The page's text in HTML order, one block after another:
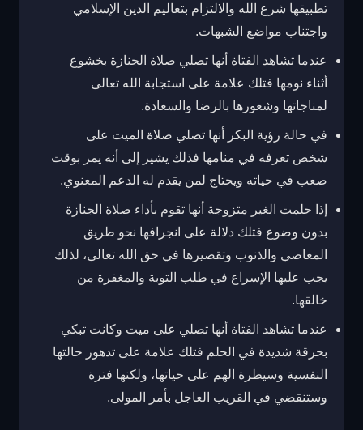
تطبيقها شرع الله والالتزام بتعاليم الدين الإسلامي
واجتناب مواضع الشبهات.
عندما تشاهد الفتاة أنها تصلي صلاة الجنازة بخشوع
أثناء نومها فتلك علامة على استجابة الله تعالى
لمناجاتها وشعورها بالرضا والسعادة.
في حالة رؤية البكر أنها تصلي صلاة الميت على
شخص تعرفه في منامها فذلك يشير إلى أنه يمر بوقت
صعب في حياته ويحتاج لمن يقدم له الدعم المعنوي.
إذا حلمت الغير متزوجة أنها تقوم بأداء صلاة الجنازة
بدون وضوع فتلك دلالة على انجرافها نحو طريق
المعاصي والذنوب وتقصيرها في حق الله تعالى، لذلك
يجب عليها الإسراع في طلب التوبة والمغفرة من
خالقها.
عندما تشاهد الفتاة أنها تصلي على ميت وكانت تبكي
بحرقة شديدة في الحلم فتلك علامة على تدهور حالتها
النفسية وسيطرة الهم على حياتها، ولكنها فترة
وستنقضي في القريب العاجل بأمر المولى.